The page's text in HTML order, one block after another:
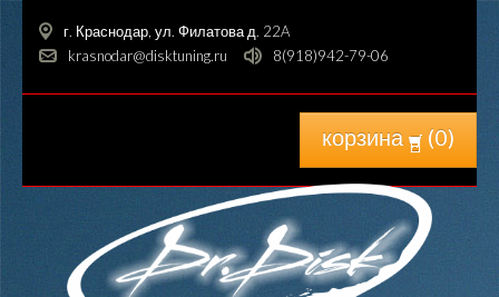
г. Краснодар, ул. Филатова д. 22A
krasnodar@disktuning.ru
8(918)942-79-06
корзина (0)